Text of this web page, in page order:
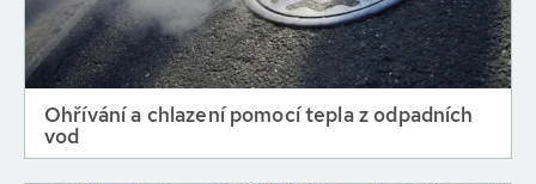
Ohřívání a chlazení pomocí tepla z odpadních
vod